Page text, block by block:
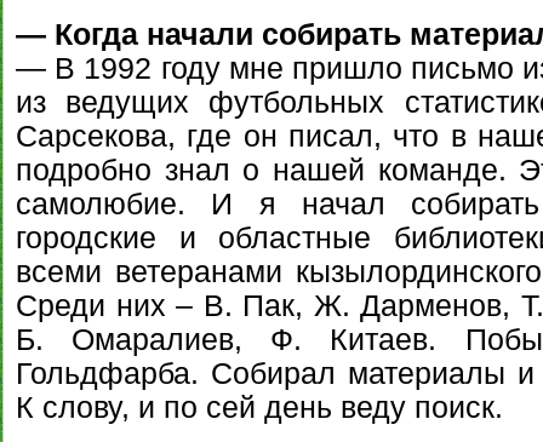
— Когда начали собирать
— В 1992 году мне пришло письмо
из ведущих футбольных
Сарсекова, где он писал, что в
подробно знал о нашей команде.
самолюбие. И я начал
городские и областные
всеми ветеранами
Среди них – В. Пак, Ж. Дарменов,
Б. Омаралиев, Ф. Китаев.
Гольдфарба. Собирал материалы
К слову, и по сей день веду поиск.